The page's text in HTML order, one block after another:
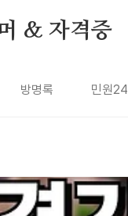
& 자격증
방명록 민원24